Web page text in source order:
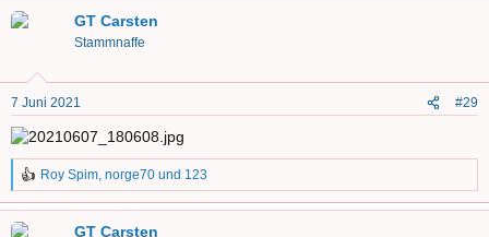
k
e
n
:
GT Carsten
Stammnaffe
7 Juni 2021 #29
R
e
Roy Spim, norge70 und 123
GT Carsten